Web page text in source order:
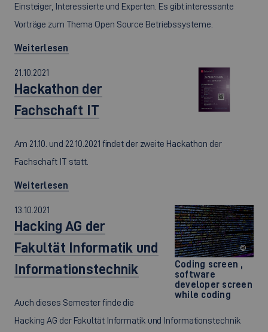
Einsteiger, Interessierte und Experten. Es gibt interessante
Vorträge zum Thema Open Source Betriebssysteme.
Weiterlesen
21.10.2021
Hackathon der
Fachschaft IT
Am 21.10. und 22.10.2021 findet der zweite Hackathon der
Fachschaft IT statt.
Weiterlesen
Coding screen ,
software
developer screen
while coding
©
13.10.2021
Hacking AG der
Fakultät Informatik und
Informationstechnik
Auch dieses Semester finde die
Hacking AG der Fakultät Informatik und Informationstechnik